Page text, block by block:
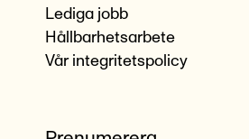
Lediga jobb
Hållbarhetsarbete
Vår integritetspolicy